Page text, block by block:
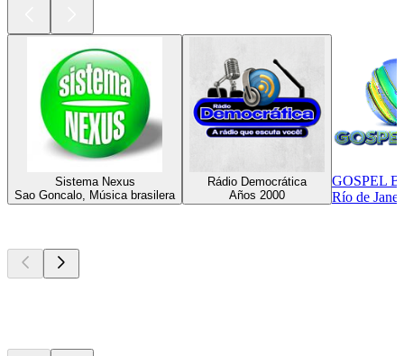
Sistema Nexus
Sao Goncalo, Música brasilera
Rádio Democrática
Años 2000
GOSPEL
Río de